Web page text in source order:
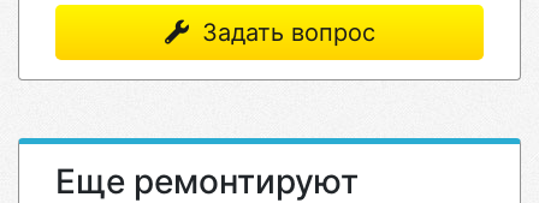
Задать вопрос
Еще ремонтируют